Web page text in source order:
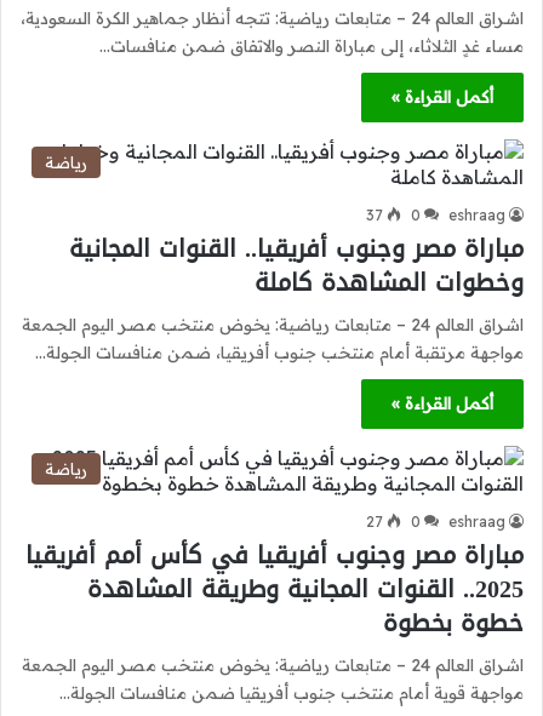
اشراق العالم 24 – متابعات رياضية: تتجه أنظار جماهير الكرة السعودية،
مساء غدٍ الثلاثاء، إلى مباراة النصر والاتفاق ضمن منافسات…
أكمل القراءة »
رياضة
eshraag
0
37
مباراة مصر وجنوب أفريقيا.. القنوات المجانية
وخطوات المشاهدة كاملة
اشراق العالم 24 – متابعات رياضية: يخوض منتخب مصر اليوم الجمعة
مواجهة مرتقبة أمام منتخب جنوب أفريقيا، ضمن منافسات الجولة…
أكمل القراءة »
رياضة
eshraag
0
27
مباراة مصر وجنوب أفريقيا في كأس أمم أفريقيا
2025.. القنوات المجانية وطريقة المشاهدة
خطوة بخطوة
اشراق العالم 24 – متابعات رياضية: يخوض منتخب مصر اليوم الجمعة
مواجهة قوية أمام منتخب جنوب أفريقيا ضمن منافسات الجولة…